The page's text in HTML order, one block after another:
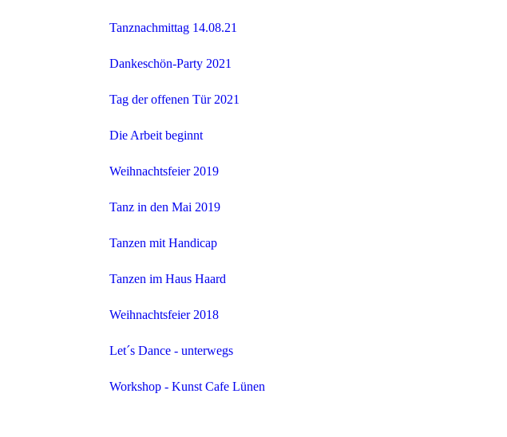
Tanznachmittag 14.08.21
Dankeschön-Party 2021
Tag der offenen Tür 2021
Die Arbeit beginnt
Weihnachtsfeier 2019
Tanz in den Mai 2019
Tanzen mit Handicap
Tanzen im Haus Haard
Weihnachtsfeier 2018
Let´s Dance - unterwegs
Workshop - Kunst Cafe Lünen